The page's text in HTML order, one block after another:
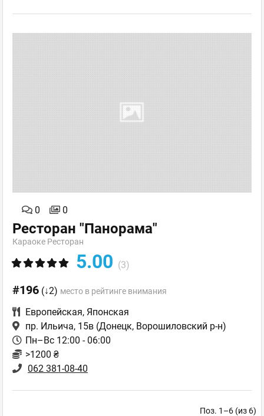
0 0
Ресторан "Панорама"
Караоке Ресторан
5.00 (3)
#196 (↓2) место в рейтинге внимания
Европейская, Японская
пр. Ильича, 15в (Донецк, Ворошиловский р-н)
Пн–Вс 12:00 - 06:00
>1200 ₴
062 381-08-40
Поз. 1–6 (из 6)